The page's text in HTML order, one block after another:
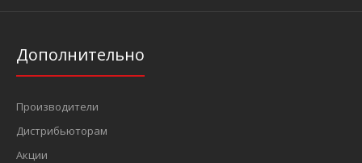
Дополнительно
Производители
Дистрибьюторам
Акции